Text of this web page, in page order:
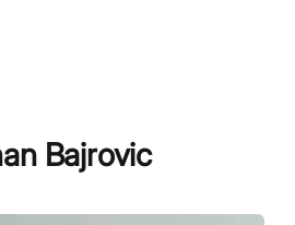
Bajrovic